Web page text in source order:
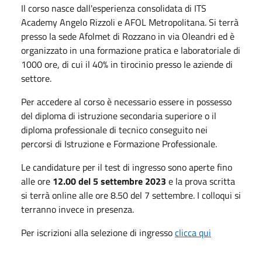
Il corso nasce dall'esperienza consolidata di ITS
Academy Angelo Rizzoli e AFOL Metropolitana. Si terrà
presso la sede Afolmet di Rozzano in via Oleandri ed è
organizzato in una formazione pratica e laboratoriale di
1000 ore, di cui il 40% in tirocinio presso le aziende di
settore.
Per accedere al corso è necessario essere in possesso
del diploma di istruzione secondaria superiore o il
diploma professionale di tecnico conseguito nei
percorsi di Istruzione e Formazione Professionale.
Le candidature per il test di ingresso sono aperte fino
alle ore 12.00 del 5 settembre 2023 e la prova scritta
si terrà online alle ore 8.50 del 7 settembre. I colloqui si
terranno invece in presenza.
Per iscrizioni alla selezione di ingressoclicca qui